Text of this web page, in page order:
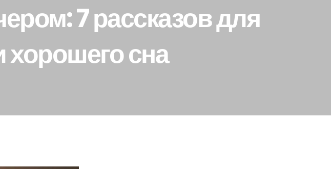
7 рассказов для
хорошего сна